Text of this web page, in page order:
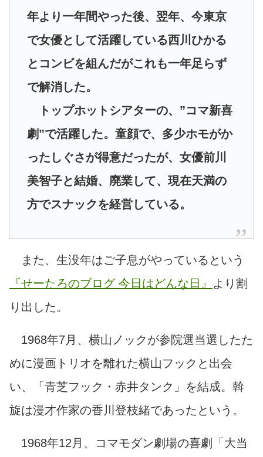
年より一年間やった後、翌年、今東京
で女優として活躍している西川ひかる
とコンビを組んだがこれも一年足らず
で解消した。
トップホットシアターの、”コマ新喜
劇”で活躍した。童顔で、多少ホモがか
ったしぐさが得意だったが、女優前川
美智子と結婚、廃業して、現在天満の
方でスナックを経営している。
また、生没年はご子息がやっているという
『せーたろのブログ 今日はどんな日』
より割
り出した。
1968年7月、横山ノックが参院選当選したた
めに漫画トリオを離れた横山フックと出会
い、「青芝フック・赤井タンク」を結成。斡
旋は漫才作家の香川登枝緒であったという。
1968年12月、コマモダン劇場の喜劇「大当